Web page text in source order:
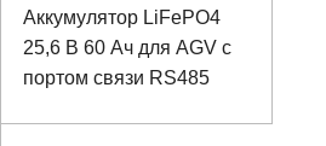
Аккумулятор LiFePO4
25,6 В 60 Ач для AGV с
портом связи RS485